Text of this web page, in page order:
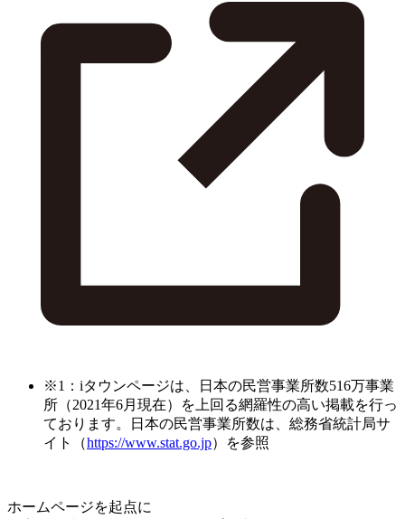
※1：iタウンページは、日本の民営事業所数516万事業
所（2021年6月現在）を上回る網羅性の高い掲載を行っ
ております。日本の民営事業所数は、総務省統計局サ
イト（https://www.stat.go.jp）を参照
ホームページを起点に